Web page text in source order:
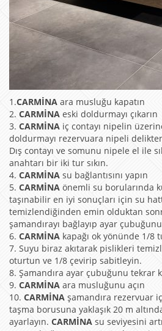
1.CARMİNA ara musluğu kapatın
2. CARMİNA eski doldurmayı çıkarın
3. CARMİNA iç contayı nipelin
doldurmayı rezervuara nipeli
Dış contayı ve somunu nipele el ile
anahtarı bir iki tur sıkın.
4. CARMİNA su bağlantısını yapın
5. CARMİNA önemli su borularında
taşınabilir en iyi sonuçları için su
temizlendiğinden emin olduktan
şamandırayı bağlayıp ayar
6. CARMİNA kapağı ok yönünde 1/8
7. Suyu biraz akıtarak pislikleri
oturtun ve 1/8 çevirip sabitleyin.
8. Şamandıra ayar çubuğunu tekrar
9. CARMİNA ara musluğunu açın
10. CARMİNA şamandıra rezervuar
taşma borusuna yaklaşık 20 m
ayarlayın. CARMİNA su seviyesini